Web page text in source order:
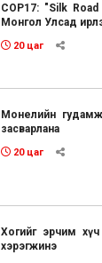
COP17: "Silk
Монгол Улсад
20 цаг
Монелийн
засварлана
20 цаг
Хогийг эрчим хүч
хэрэгжинэ